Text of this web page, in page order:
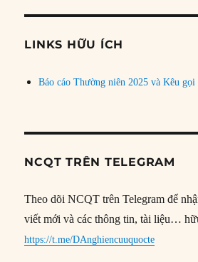
đề
LINKS HỮU ÍCH
Báo cáo Thường niên 2025 và Kêu
NCQT TRÊN TELEGRAM
Theo dõi NCQT trên Telegram để
viết mới và các thông tin, tài liệu…
https://t.me/DAnghiencuuquocte